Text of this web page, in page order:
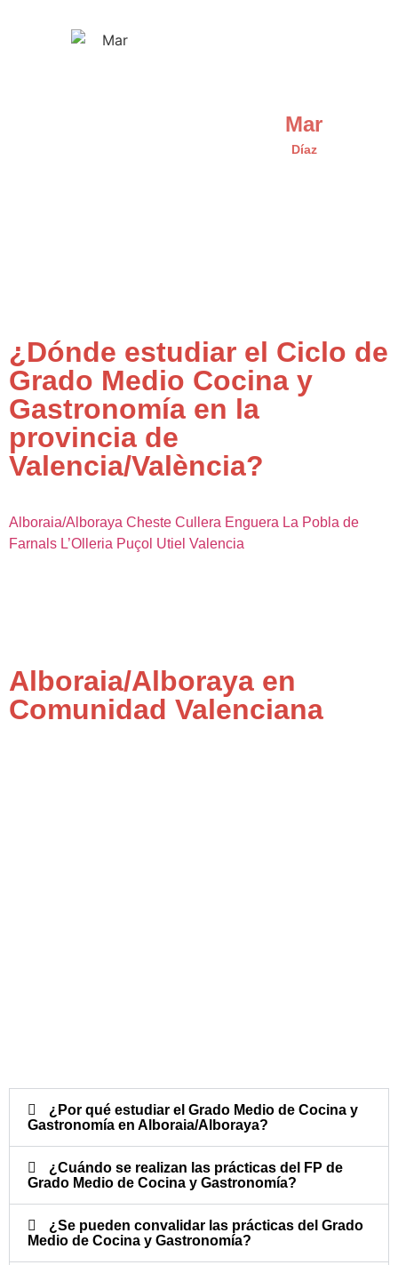
Mar
Díaz
¿Dónde estudiar el Ciclo de
Grado Medio Cocina y
Gastronomía en la
provincia de
Valencia/València?
Alboraia/Alboraya Cheste Cullera Enguera La Pobla de
Farnals L’Olleria Puçol Utiel Valencia
Alboraia/Alboraya en
Comunidad Valenciana
¿Por qué estudiar el Grado Medio de Cocina y
Gastronomía en Alboraia/Alboraya?
¿Cuándo se realizan las prácticas del FP de
Grado Medio de Cocina y Gastronomía?​
¿Se pueden convalidar las prácticas del Grado
Medio de Cocina y Gastronomía?​